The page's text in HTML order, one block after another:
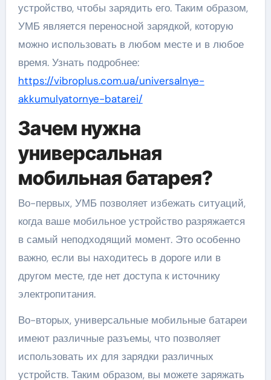
устройство, чтобы зарядить его. Таким образом,
УМБ является переносной зарядкой, которую
можно использовать в любом месте и в любое
время. Узнать подробнее:
https://vibroplus.com.ua/universalnye-
akkumulyatornye-batarei/
Зачем нужна
универсальная
мобильная батарея?
Во-первых, УМБ позволяет избежать ситуаций,
когда ваше мобильное устройство разряжается
в самый неподходящий момент. Это особенно
важно, если вы находитесь в дороге или в
другом месте, где нет доступа к источнику
электропитания.
Во-вторых, универсальные мобильные батареи
имеют различные разъемы, что позволяет
использовать их для зарядки различных
устройств. Таким образом, вы можете заряжать